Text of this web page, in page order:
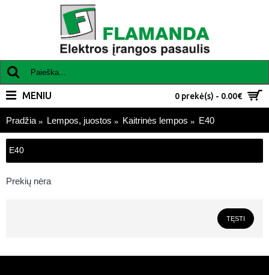
0 prekė(s) - 0.00€
MENIU
Pradžia Lempos, juostos Kaitrinės lempos E40
E40
Prekių nėra
TĘSTI